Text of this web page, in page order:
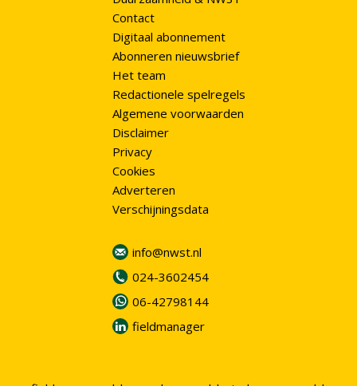
Contact
Digitaal abonnement
Abonneren nieuwsbrief
Het team
Redactionele spelregels
Algemene voorwaarden
Disclaimer
Privacy
Cookies
Adverteren
Verschijningsdata
info@nwst.nl
024-3602454
06-42798144
fieldmanager